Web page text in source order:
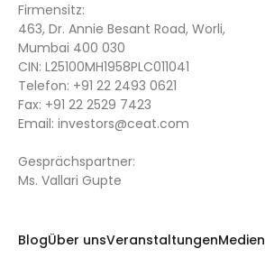
Firmensitz:
463, Dr. Annie Besant Road, Worli,
Mumbai 400 030
CIN: L25100MH1958PLC011041
Telefon: +91 22 2493 0621
Fax: +91 22 2529 7423
Email: investors@ceat.com
Gesprächspartner:
Ms. Vallari Gupte
BlogÜber unsVeranstaltungenMedien